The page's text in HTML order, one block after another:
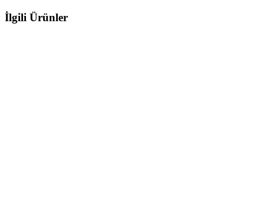
İlgili Ürünler